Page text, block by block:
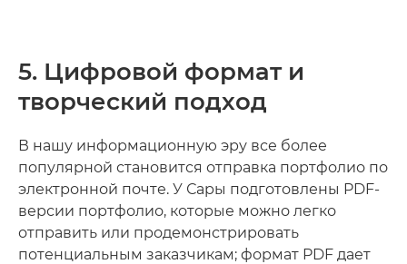
5. Цифровой формат и
творческий подход
В нашу информационную эру все более
популярной становится отправка портфолио по
электронной почте. У Сары подготовлены PDF-
версии портфолио, которые можно легко
отправить или продемонстрировать
потенциальным заказчикам; формат PDF дает